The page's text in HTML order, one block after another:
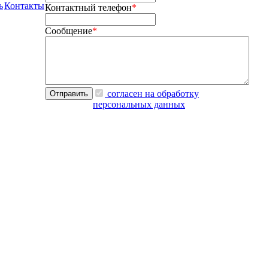
КонтактыКонтактный телефон*
Сообщение*
согласен на обработку
персональных данных